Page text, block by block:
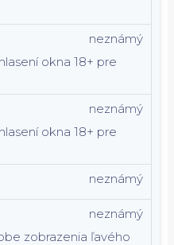
okna 18+ pre
neznámý
okna 18+ pre
neznámý
neznámý
zobrazenia ľavého
neznámý